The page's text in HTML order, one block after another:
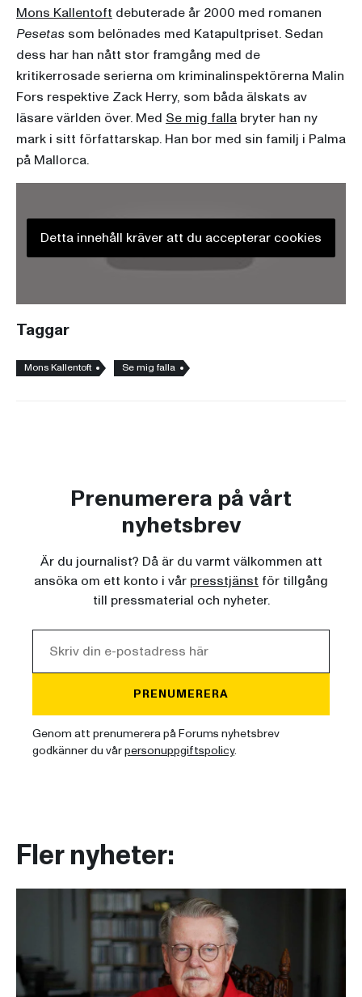
Mons Kallentoft debuterade år 2000 med romanen
Pesetas som belönades med Katapultpriset. Sedan
dess har han nått stor framgång med de
kritikerrosade serierna om kriminalinspektörerna Malin
Fors respektive Zack Herry, som båda älskats av
läsare världen över. Med Se mig falla bryter han ny
mark i sitt författarskap. Han bor med sin familj i Palma
på Mallorca.
Detta innehåll kräver att du accepterar cookies
Taggar
Mons Kallentoft Se mig falla
Prenumerera på vårt
nyhetsbrev
Är du journalist? Då är du varmt välkommen att
ansöka om ett konto i vår presstjänst för tillgång
till pressmaterial och nyheter.
PRENUMERERA
Genom att prenumerera på Forums nyhetsbrev
godkänner du vårpersonuppgiftspolicy.
Fler nyheter: